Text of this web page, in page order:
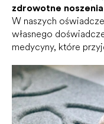
zdrowotne
W naszych
własnego
medycyny, które